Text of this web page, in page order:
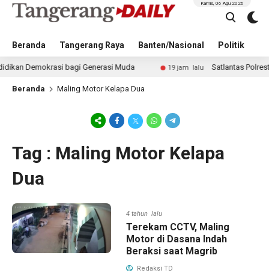
Beranda Tangerang Raya Banten/Nasional Politik
Kamis, 06 Agu 2026
Demokrasi bagi Generasi Muda 19 jam lalu Satlantas Polresta
Beranda Maling Motor Kelapa Dua
Tag : Maling Motor Kelapa
Dua
4 tahun lalu
Terekam CCTV, Maling
Motor di Dasana Indah
Beraksi saat Magrib
Redaksi TD